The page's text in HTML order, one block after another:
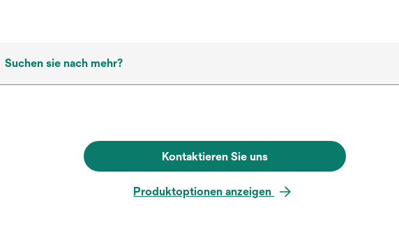
Suchen sie nach mehr?
Kontaktieren Sie uns
Produktoptionen anzeigen